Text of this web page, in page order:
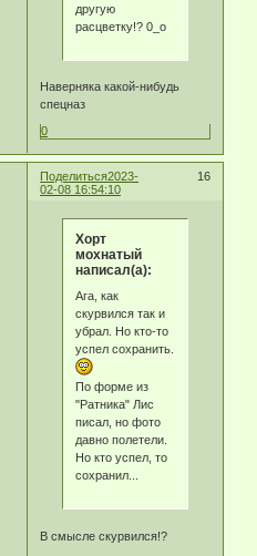
другую
расцветку!? 0_о
Наверняка какой-нибудь
спецназ
0
Поделиться 16
2023-
02-08 16:54:10
Хорт
мохнатый
написал(а):
Ага, как
скурвился так и
убрал. Но кто-то
успел сохранить.
По форме из
"Ратника" Лис
писал, но фото
давно полетели.
Но кто успел, то
сохранил...
В смысле скурвился!?